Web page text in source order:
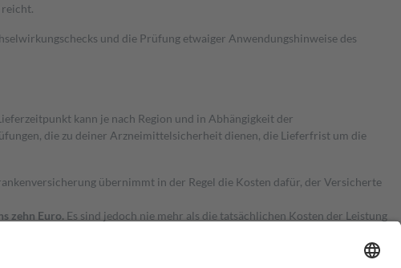
und die Prüfung etwaiger Anwendungshinweise des
kann je nach Region und in Abhängigkeit der
die zu deiner Arzneimittelsicherheit dienen, die Lieferfrist um die
übernimmt in der Regel die Kosten dafür, der Versicherte
zehn Euro. Es sind jedoch nie mehr als die tatsächlichen Kosten der Leistung